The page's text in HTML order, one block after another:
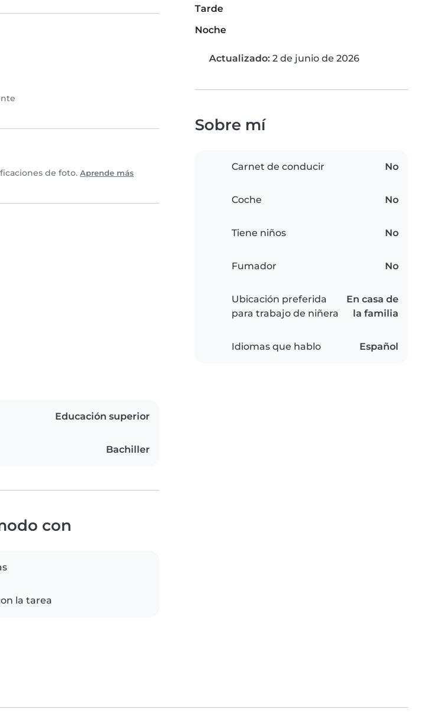
de foto. Aprende más
Tarde
Noche
Actualizado: 2 de junio de 2026
Sobre mí
Carnet de conducir No
Coche No
Tiene niños No
Fumador No
Ubicación preferida
para trabajo de niñera
En casa de
la familia
Idiomas que hablo Español
Educación superior
Bachiller
con
la tarea